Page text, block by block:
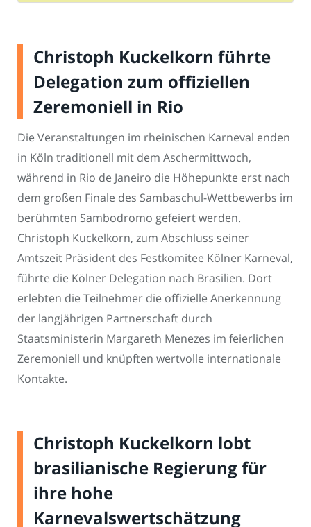
Christoph Kuckelkorn führte
Delegation zum offiziellen
Zeremoniell in Rio
Die Veranstaltungen im rheinischen Karneval enden
in Köln traditionell mit dem Aschermittwoch,
während in Rio de Janeiro die Höhepunkte erst nach
dem großen Finale des Sambaschul-Wettbewerbs im
berühmten Sambodromo gefeiert werden.
Christoph Kuckelkorn, zum Abschluss seiner
Amtszeit Präsident des Festkomitee Kölner Karneval,
führte die Kölner Delegation nach Brasilien. Dort
erlebten die Teilnehmer die offizielle Anerkennung
der langjährigen Partnerschaft durch
Staatsministerin Margareth Menezes im feierlichen
Zeremoniell und knüpften wertvolle internationale
Kontakte.
Christoph Kuckelkorn lobt
brasilianische Regierung für
ihre hohe
Karnevalswertschätzung